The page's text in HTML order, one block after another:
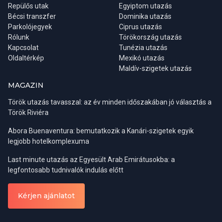
Útiterv
Közvetlen charterjárat hBudapestről Zanzibárra. A részvételi díj a
fedélzeten 2 étkezést tartalmaz.
Repülős utak
Bécsi transzfer
Parkolójegyek
Rólunk
Kapcsolat
Oldaltérkép
Egyiptom utazás
Dominika utazás
Ciprus utazás
Törökország utazás
Tunézia utazás
Mexikó utazás
Maldív-szigetek utazás
MAGAZIN
Török utazás tavasszal: az év minden időszakában jó választás a
Török Riviéra
Abora Buenaventura: bemutatkozik a Kanári-szigetek egyik
legjobb hotelkomplexuma
Last minute utazás az Egyesült Arab Emirátusokba: a
legfontosabb tudnivalók indulás előtt
Kérjen ajánlatot